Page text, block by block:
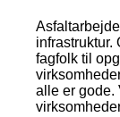
infrastruktur.
fagfolk til
alle er gode.